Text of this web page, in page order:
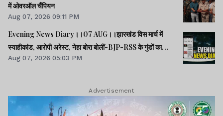
में ओवरऑल चैंपियन
Aug 07, 2026 09:11 PM
Evening News Diary।।07 AUG।।झारखंड विस मार्च में
स्याहीकांड, आरोपी अरेस्ट, नेहा बोरा बोलीं-BJP-RSS के गुंडों का
काम।।आंदोलनरत छात्रों की समस्याओं को समझना चाहती सरकार:
केस बंद।।समेत कई खबरें व वीडियो।।
Aug 07, 2026 05:03 PM
Advertisement